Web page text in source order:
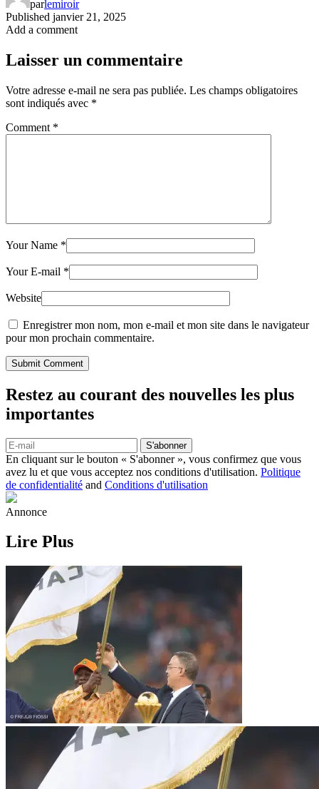
parlemiroir
Published janvier 21, 2025
Add a comment
Laisser un commentaire
Votre adresse e-mail ne sera pas publiée. Les champs obligatoires
sont indiqués avec *
Comment *
Your Name *
Your E-mail *
Website
Enregistrer mon nom, mon e-mail et mon site dans le navigateur
pour mon prochain commentaire.
Submit Comment
Restez au courant des nouvelles les plus
importantes
S'abonner
En cliquant sur le bouton « S'abonner », vous confirmez que vous
avez lu et que vous acceptez nos conditions d'utilisation. Politique
de confidentialité and Conditions d'utilisation
Annonce
Lire Plus